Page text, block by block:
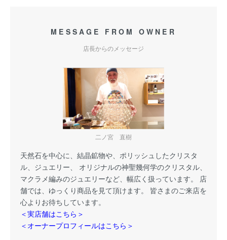
MESSAGE FROM OWNER
店長からのメッセージ
二ノ宮 直樹
天然石を中心に、結晶鉱物や、ポリッシュしたクリスタ
ル、ジュエリー、 オリジナルの神聖幾何学のクリスタル、
マクラメ編みのジュエリーなど、幅広く扱っています。 店
舗では、ゆっくり商品を見て頂けます。 皆さまのご来店を
心よりお待ちしています。
＜実店舗はこちら＞
＜オーナープロフィールはこちら＞